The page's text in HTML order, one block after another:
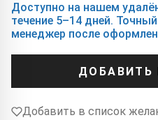
Доступно на нашем
течение 5–14 дней.
менеджер после
ДОБАВИТЬ
Добавить в список